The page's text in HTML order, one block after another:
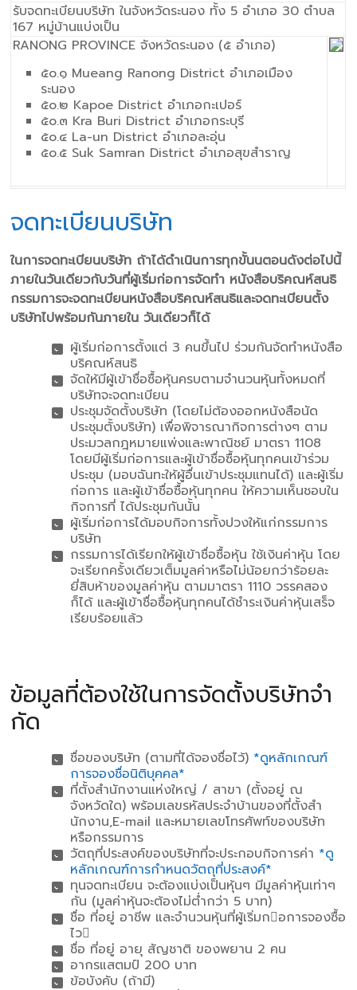
รับจดทะเบียนบริษัท ในจังหวัดระนอง ทั้ง 5 อำเภอ 30 ตำบล
167 หมู่บ้านแบ่งเป็น
RANONG PROVINCE จังหวัดระนอง (๕ อำเภอ)
๕๐.๑ Mueang Ranong District อำเภอเมือง
ระนอง
๕๐.๒ Kapoe District อำเภอกะเปอร์
๕๐.๓ Kra Buri District อำเภอกระบุรี
๕๐.๔ La-un District อำเภอละอุ่น
๕๐.๕ Suk Samran District อำเภอสุขสำราญ
จดทะเบียนบริษัท
ในการจดทะเบียนบริษัท ถ้าได้ดําเนินการทุกขั้นนตอนดังต่อไปนี้
ภายในวันเดียวกับวันที่ผู้เริ่มก่อการจัดทํา หนังสือบริคณห์สนธิ
กรรมการจะจดทะเบียนหนังสือบริคณห์สนธิและจดทะเบียนตั้ง
บริษัทไปพร้อมกันภายใน วันเดียวก็ได้
ผู้เริ่มก่อการตั้งแต่ 3 คนขึ้นไป ร่วมกันจัดทําหนังสือ
บริคณห์สนธิ
จัดให้มีผู้เข้าชื่อซื้อหุ้นครบตามจํานวนหุ้นทั้งหมดที่
บริษัทจะจดทะเบียน
ประชุมจัดตั้งบริษัท (โดยไม่ต้องออกหนังสือนัด
ประชุมตั้งบริษัท) เพื่อพิจารณากิจการต่างๆ ตาม
ประมวลกฎหมายแพ่งและพาณิชย์ มาตรา 1108
โดยมีผู้เริ่มก่อการและผู้เข้าชื่อซื้อหุ้นทุกคนเข้าร่วม
ประชุม (มอบฉันทะให้ผู้อื่นเข้าประชุมแทนได้) และผู้เริ่ม
ก่อการ และผู้เข้าชื่อซื้อหุ้นทุกคน ให้ความเห็นชอบใน
กิจการที่ ได้ประชุมกันนั้น
ผู้เริ่มก่อการได้มอบกิจการทั้งปวงให้แก่กรรมการ
บริษัท
กรรมการได้เรียกให้ผู้เข้าชื่อซื้อหุ้น ใช้เงินค่าหุ้น โดย
จะเรียกครั้งเดียวเต็มมูลค่าหรือไม่น้อยกว่าร้อยละ
ยี่สิบห้าของมูลค่าหุ้น ตามมาตรา 1110 วรรคสอง
ก็ได้ และผู้เข้าชื่อซื้อหุ้นทุกคนได้ชําระเงินค่าหุ้นเสร็จ
เรียบร้อยแล้ว
ข้อมูลที่ต้องใช้ในการจัดตั้งบริษัทจํา
กัด
ชื่อของบริษัท (ตามที่ได้จองชื่อไว้) *ดูหลักเกณฑ์
การจองชื่อนิติบุคคล*
ที่ตั้งสํานักงานแห่งใหญ่ / สาขา (ตั้งอยู่ ณ
จังหวัดใด) พร้อมเลขรหัสประจําบ้านของที่ตั้งสํา
นักงาน,E-mail และหมายเลขโทรศัพท์ของบริษัท
หรือกรรมการ
วัตถุที่ประสงค์ของบริษัทที่จะประกอบกิจการค่า *ดู
หลักเกณฑ์การกําหนดวัตถุที่ประสงค์*
ทุนจดทะเบียน จะต้องแบ่งเป็นหุ้นๆ มีมูลค่าหุ้นเท่าๆ
กัน (มูลค่าหุ้นจะต้องไม่ต่ํากว่า 5 บาท)
ชื่อ ที่อยู่ อาชีพ และจํานวนหุ้นที่ผู้เริ่มกอการจองซื้อ
ไว
ชื่อ ที่อยู่ อายุ สัญชาติ ของพยาน 2 คน
อากรแสตมป์ 200 บาท
ข้อบังคับ (ถ้ามี)